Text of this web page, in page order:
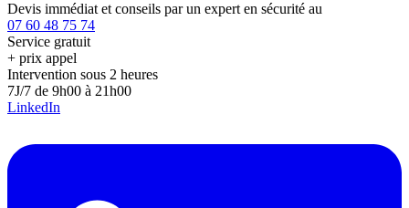
Devis immédiat et conseils par un expert en sécurité au
07 60 48 75 74
Service gratuit
+ prix appel
Intervention sous 2 heures
7J/7 de 9h00 à 21h00
LinkedIn